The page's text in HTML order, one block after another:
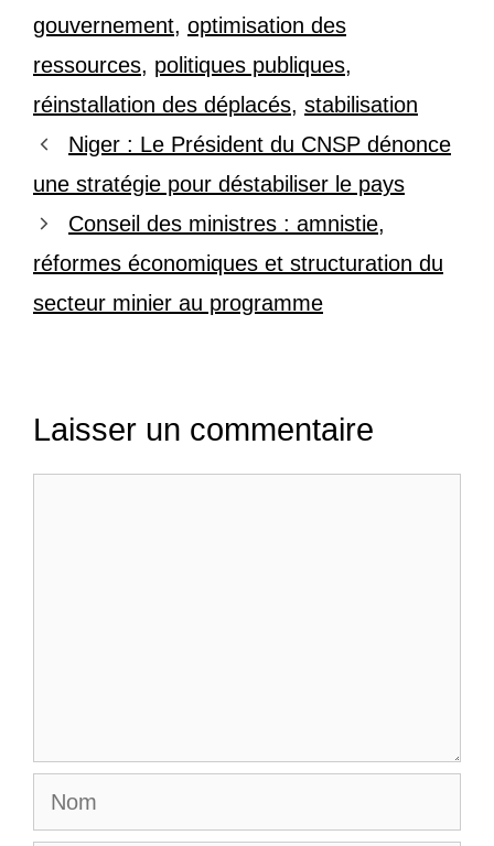
gouvernement, optimisation des
ressources, politiques publiques,
réinstallation des déplacés, stabilisation
Niger : Le Président du CNSP dénonce
une stratégie pour déstabiliser le pays
Conseil des ministres : amnistie,
réformes économiques et structuration du
secteur minier au programme
Laisser un commentaire
Nom